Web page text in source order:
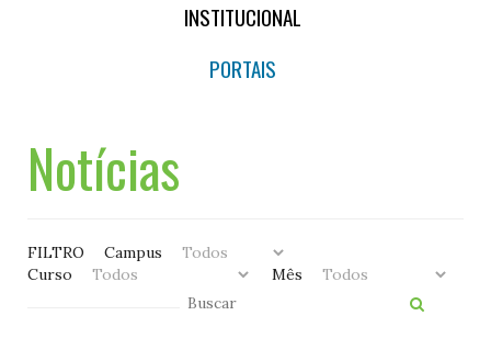
INSTITUCIONAL
PORTAIS
Notícias
FILTRO
Campus
Curso
Mês